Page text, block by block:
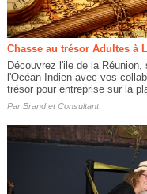
Chasse au trésor Adultes à
Découvrez l'ile de la
l'Océan Indien avec vos
trésor pour entreprise sur la
Par Brand et Consultant